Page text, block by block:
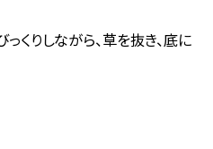
くりしながら、草を抜き、底に